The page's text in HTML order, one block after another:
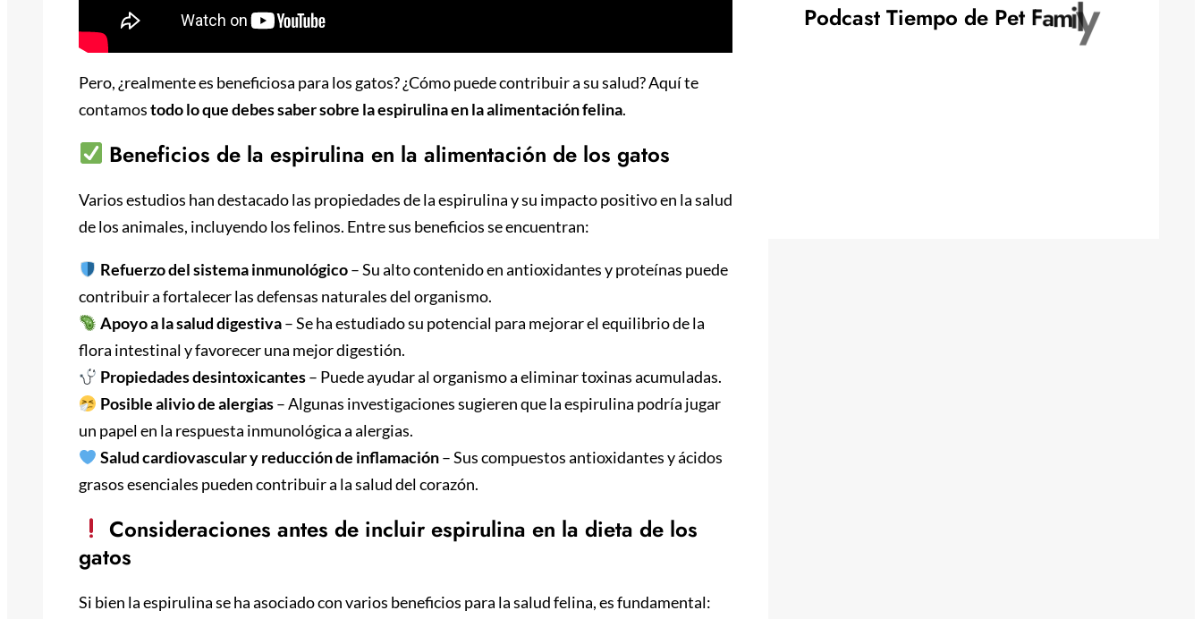
Pero, ¿realmente es beneficiosa para los gatos? ¿Cómo puede contribuir a su salud? Aquí te
contamostodo lo que debes saber sobre la espirulina en la alimentación felina.
Beneficios de la espirulina en la alimentación de los gatos
Varios estudios han destacado las propiedades de la espirulina y su impacto positivo en la salud
de los animales, incluyendo los felinos. Entre sus beneficios se encuentran:
Refuerzo del sistema inmunológico– Su alto contenido en antioxidantes y proteínas puede
contribuir a fortalecer las defensas naturales del organismo.
Apoyo a la salud digestiva– Se ha estudiado su potencial para mejorar el equilibrio de la
flora intestinal y favorecer una mejor digestión.
Propiedades desintoxicantes– Puede ayudar al organismo a eliminar toxinas acumuladas.
Posible alivio de alergias– Algunas investigaciones sugieren que la espirulina podría jugar
un papel en la respuesta inmunológica a alergias.
Salud cardiovascular y reducción de inflamación– Sus compuestos antioxidantes y ácidos
grasos esenciales pueden contribuir a la salud del corazón.
Consideraciones antes de incluir espirulina en la dieta de los
gatos
Si bien la espirulina se ha asociado con varios beneficios para la salud felina, es fundamental:
Podcast Tiempo de Pet Family